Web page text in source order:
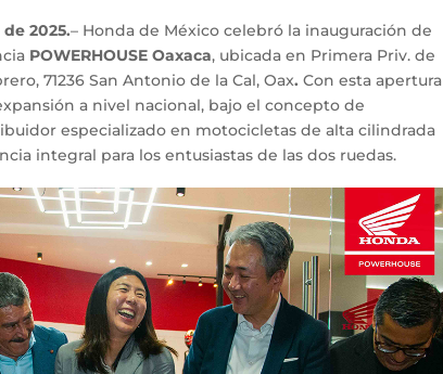
2025.– Honda de México celebró la inauguración de
POWERHOUSE Oaxaca, ubicada en Primera Priv. de
71236 San Antonio de la Cal, Oax. Con esta apertura
a nivel nacional, bajo el concepto de
especializado en motocicletas de alta cilindrada
integral para los entusiastas de las dos ruedas.